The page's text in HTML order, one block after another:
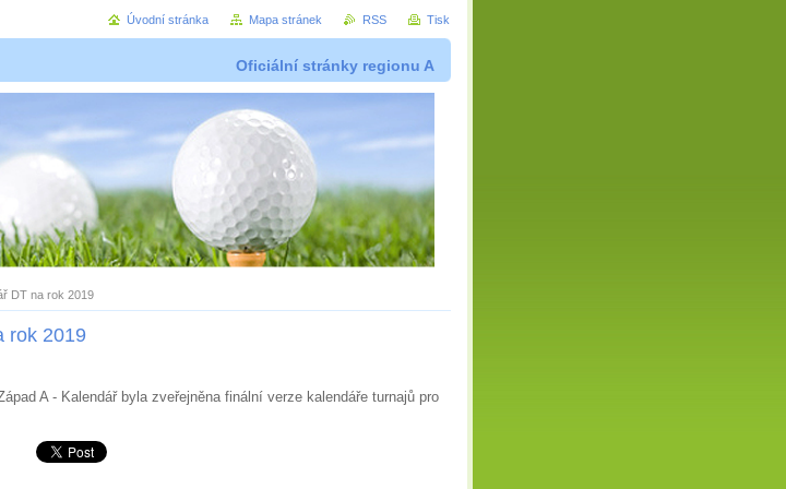
Oficiální stránky regionu A
DT na rok 2019
rok 2019
A - Kalendář byla zveřejněna finální verze kalendáře turnajů pro
Úvodní stránka Mapa stránek RSS Tisk